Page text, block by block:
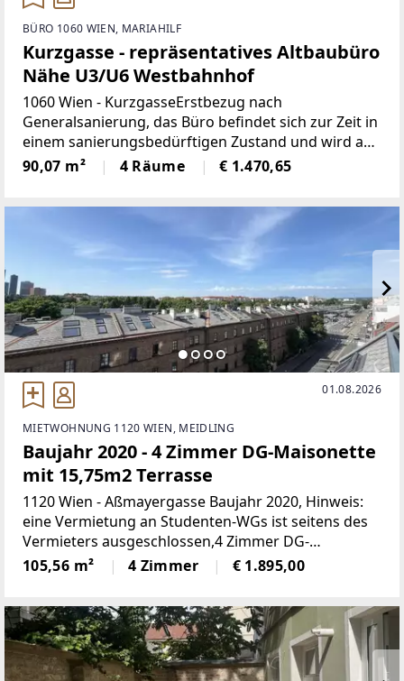
BÜRO 1060 WIEN, MARIAHILF
Kurzgasse - repräsentatives Altbaubüro
Nähe U3/U6 Westbahnhof
1060 Wien - KurzgasseErstbezug nach
Generalsanierung, das Büro befindet sich zur Zeit in
einem sanierungsbedürftigen Zustand und wird auf
Kosten des Vermieters und Rücksprache mit dem
Mieter generalsaniert (ohne
90,07 m² 4 Räume € 1.470,65
01.08.2026
MIETWOHNUNG 1120 WIEN, MEIDLING
Baujahr 2020 - 4 Zimmer DG-Maisonette
mit 15,75m2 Terrasse
1120 Wien - Aßmayergasse Baujahr 2020, Hinweis:
eine Vermietung an Studenten-WGs ist seitens des
Vermieters ausgeschlossen,4 Zimmer DG-
Maisonette mit 15,75m2 großer Terrasse und
Garagenplatz zu vermieten, die
105,56 m² 4 Zimmer € 1.895,00